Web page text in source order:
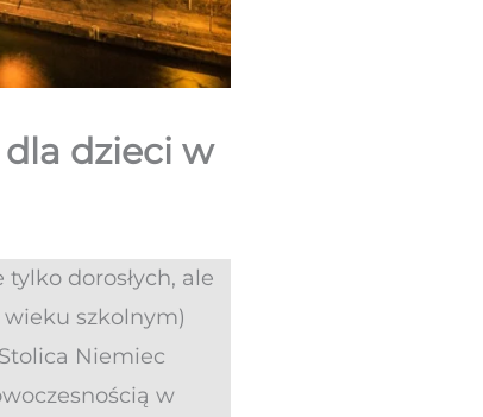
dzieci w
dorosłych, ale
wieku szkolnym)
Niemiec
w